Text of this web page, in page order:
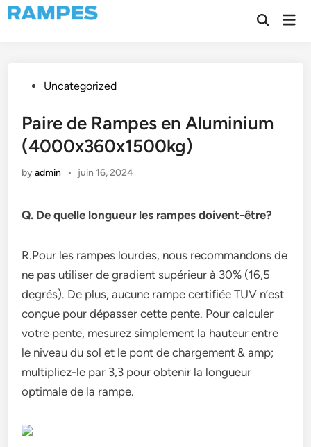
Skip
to
Open
PostedUncategorized
Paire de Rampes en Aluminium
(4000x360x1500kg)
byadmin • juin 16, 2024
Q. De quelle longueur les rampes doivent-être?
R.Pour les rampes lourdes, nous recommandons de
ne pas utiliser de gradient supérieur à 30% (16,5
degrés). De plus, aucune rampe certifiée TUV n’est
conçue pour dépasser cette pente. Pour calculer
votre pente, mesurez simplement la hauteur entre
le niveau du sol et le pont de chargement & amp;
multipliez-le par 3,3 pour obtenir la longueur
optimale de la rampe.